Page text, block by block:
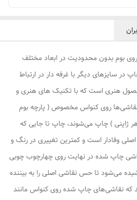
بوم بدون محدودیت در ابعاد مختلف
سایزهای دیگر با غرفه دار در ارتباط
هنری است که با تکنیک های هنری و
روی کنواس مخصوص ( پارچه بوم
ژاپنی ) چاپ می‌شوند، چاپ تا جایی که
اصلی وفادار است و کمترین تغییری در رنگ و
چاپ شده در نهایت روی چهارچوب چوبی
می‌شود تا حس نقاشی اصلی را به بیننده
که نقاشی‌های چاپ شده روی کنواس مانند